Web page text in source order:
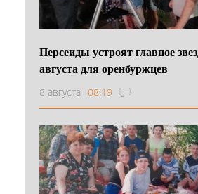
Персеиды устроят главное
августа для оренбуржцев
8 августа 08:19